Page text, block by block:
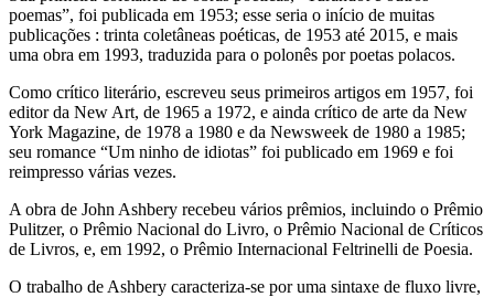
poemas”, foi publicada em 1953; esse seria o início de muitas
publicações : trinta coletâneas poéticas, de 1953 até 2015, e mais
uma obra em 1993, traduzida para o polonês por poetas polacos.
Como crítico literário, escreveu seus primeiros artigos em 1957, foi
editor da New Art, de 1965 a 1972, e ainda crítico de arte da New
York Magazine, de 1978 a 1980 e da Newsweek de 1980 a 1985;
seu romance “Um ninho de idiotas” foi publicado em 1969 e foi
reimpresso várias vezes.
A obra de John Ashbery recebeu vários prêmios, incluindo o Prêmio
Pulitzer, o Prêmio Nacional do Livro, o Prêmio Nacional de Críticos
de Livros, e, em 1992, o Prêmio Internacional Feltrinelli de Poesia.
O trabalho de Ashbery caracteriza-se por uma sintaxe de fluxo livre,